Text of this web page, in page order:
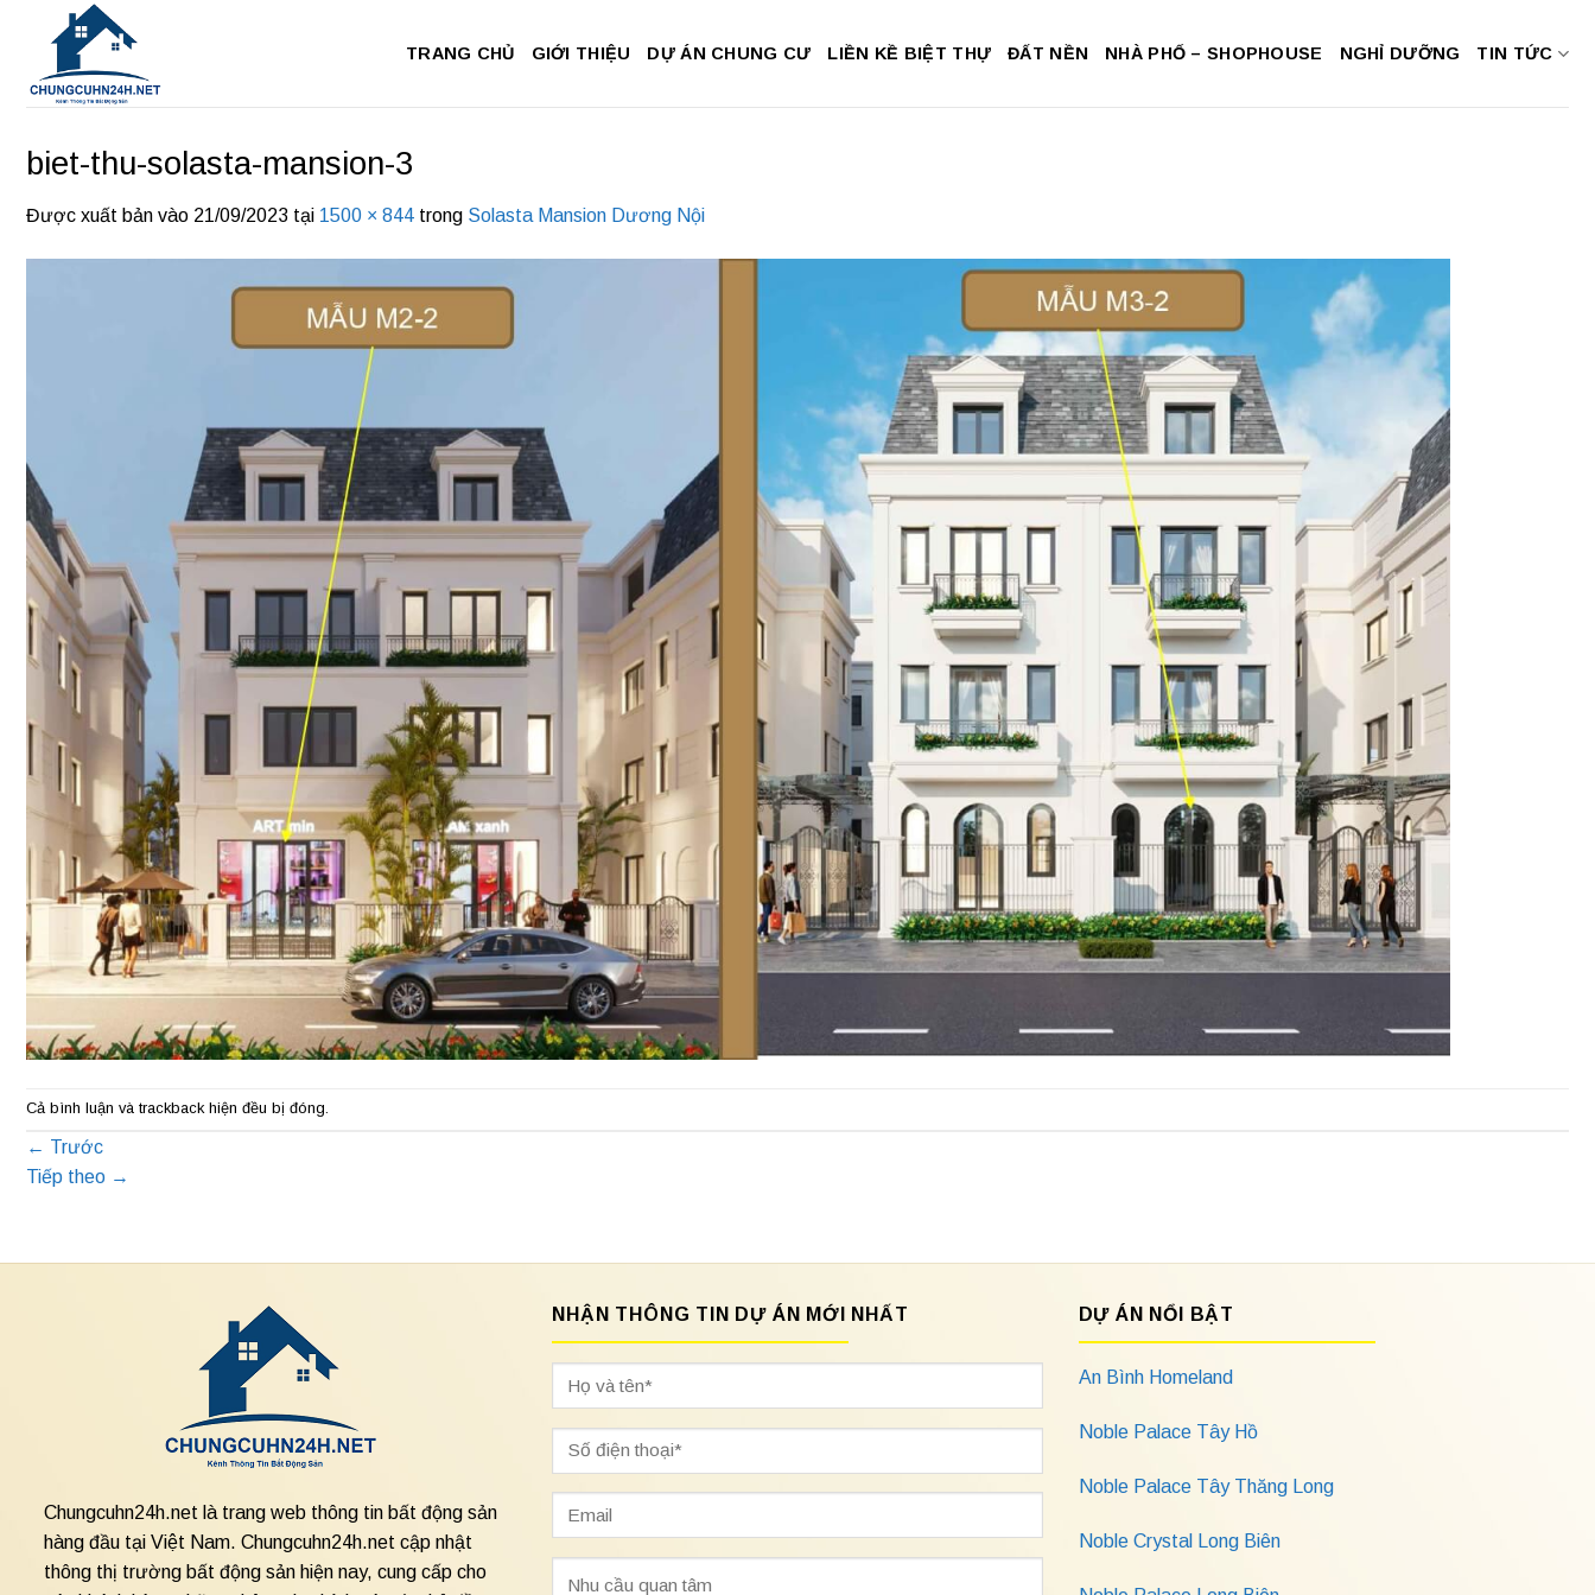
dung
TRANG CHỦ GIỚI THIỆU DỰ ÁN CHUNG CƯ LIỀN KỀ BIỆT THỰ ĐẤT NỀN NHÀ PHỐ – SHOPHOUSE NGHỈ DƯỠNG TIN TỨC
biet-thu-solasta-mansion-3
Được xuất bản vào 21/09/2023 tại 1500 × 844 trong Solasta Mansion Dương Nội
Cả bình luận và trackback hiện đều bị đóng.
← Trước
Tiếp theo →
Chungcuhn24h.net là trang web thông tin bất động sản
hàng đầu tại Việt Nam. Chungcuhn24h.net cập nhật
thông thị trường bất động sản hiện nay, cung cấp cho
NHẬN THÔNG TIN DỰ ÁN MỚI NHẤT DỰ ÁN NỔI BẬT
An Bình Homeland
Noble Palace Tây Hồ
Noble Palace Tây Thăng Long
Noble Crystal Long Biên